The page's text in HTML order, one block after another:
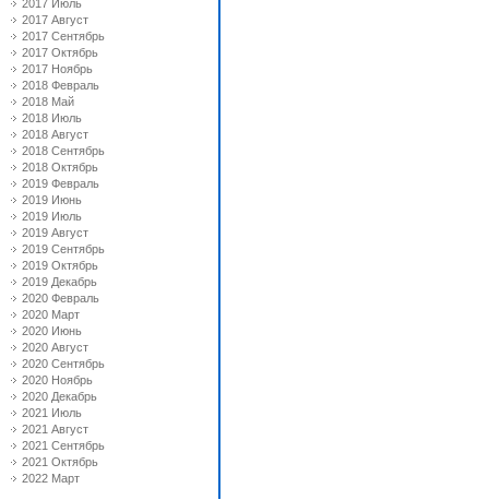
2017 Июль
2017 Август
2017 Сентябрь
2017 Октябрь
2017 Ноябрь
2018 Февраль
2018 Май
2018 Июль
2018 Август
2018 Сентябрь
2018 Октябрь
2019 Февраль
2019 Июнь
2019 Июль
2019 Август
2019 Сентябрь
2019 Октябрь
2019 Декабрь
2020 Февраль
2020 Март
2020 Июнь
2020 Август
2020 Сентябрь
2020 Ноябрь
2020 Декабрь
2021 Июль
2021 Август
2021 Сентябрь
2021 Октябрь
2022 Март